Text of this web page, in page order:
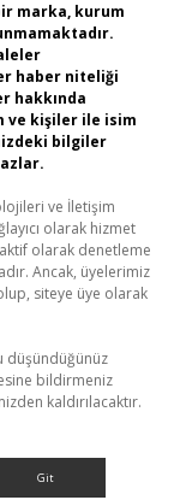
marka, kurum
haber niteliği
hakkında
ve kişiler ile isim
bilgiler
ve İletişim
olarak hizmet
olarak denetleme
Ancak, üyelerimiz
siteye üye olarak
düşündüğünüz
bildirmeniz
kaldırılacaktır.